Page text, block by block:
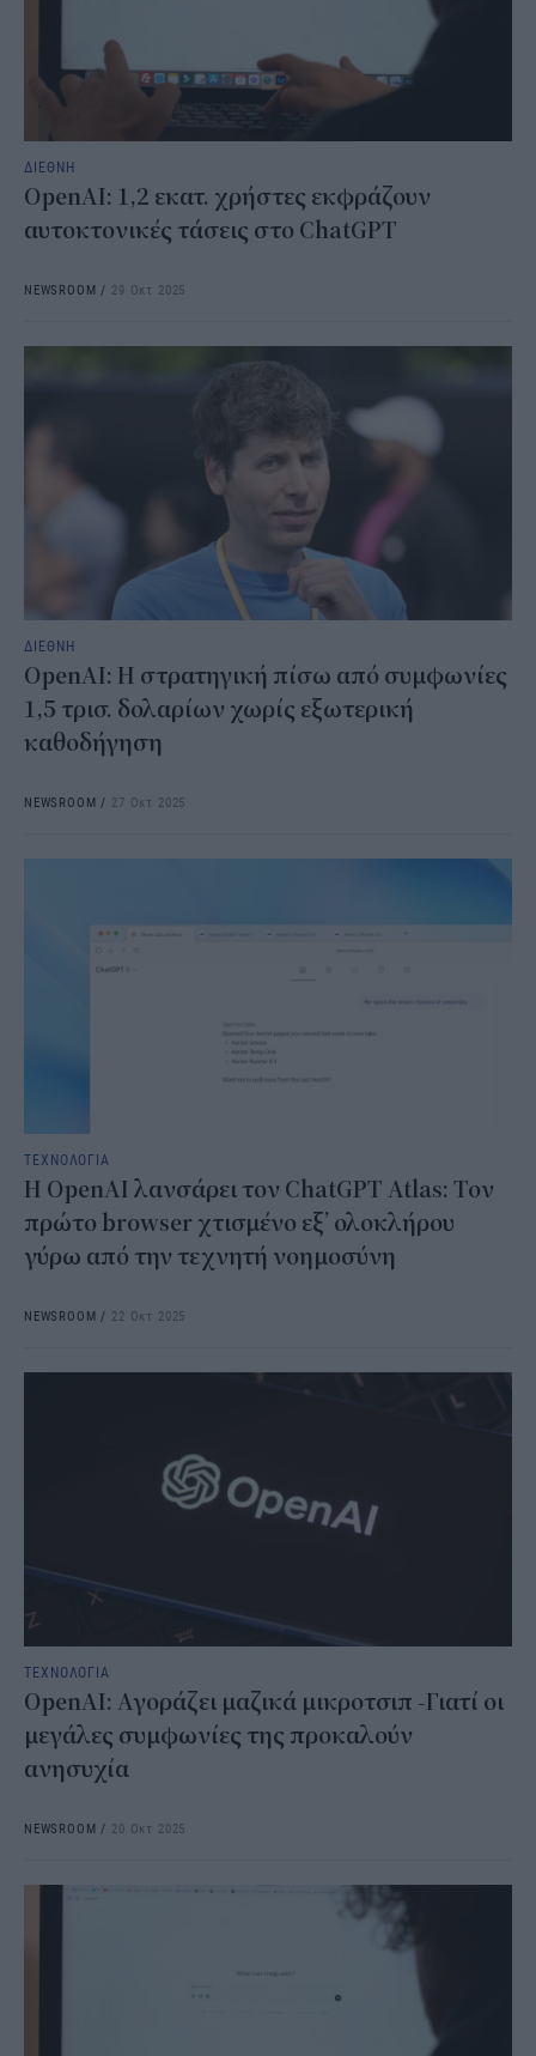
ΔΙΕΘΝΗ
OpenAI: 1,2 εκατ. χρήστες εκφράζουν
αυτοκτονικές τάσεις στο ChatGPT
NEWSROOM / 29 Οκτ 2025
ΔΙΕΘΝΗ
OpenAI: Η στρατηγική πίσω από συμφωνίες
1,5 τρισ. δολαρίων χωρίς εξωτερική
καθοδήγηση
NEWSROOM / 27 Οκτ 2025
ΤΕΧΝΟΛΟΓΙΑ
Η OpenAI λανσάρει τον ChatGPT Atlas: Τον
πρώτο browser χτισμένο εξ’ ολοκλήρου
γύρω από την τεχνητή νοημοσύνη
NEWSROOM / 22 Οκτ 2025
ΤΕΧΝΟΛΟΓΙΑ
OpenAI: Αγοράζει μαζικά μικροτσιπ -Γιατί οι
μεγάλες συμφωνίες της προκαλούν
ανησυχία
NEWSROOM / 20 Οκτ 2025